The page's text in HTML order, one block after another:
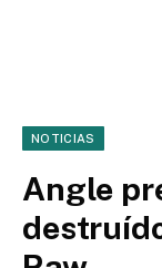
NOTICIAS
Angle